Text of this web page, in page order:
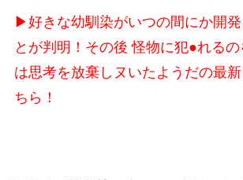
▶好きな幼馴染がいつの間にか開発
とが判明！その後 怪物に犯●れる
は思考を放棄しヌいたようだの最
ちら！